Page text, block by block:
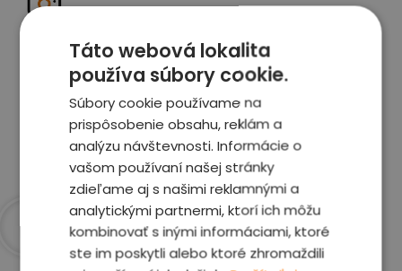
Celé auto z exteriéru aj interiéru nafotíme
vrátane závad a poškodení
Zobraziť report
Táto webová lokalita
používa súbory cookie.
Súbory cookie používame na
prispôsobenie obsahu, reklám a
analýzu návštevnosti. Informácie o
vašom používaní našej stránky
zdieľame aj s našimi reklamnými a
analytickými partnermi, ktorí ich môžu
kombinovať s inými informáciami, ktoré
ste im poskytli alebo ktoré zhromaždili